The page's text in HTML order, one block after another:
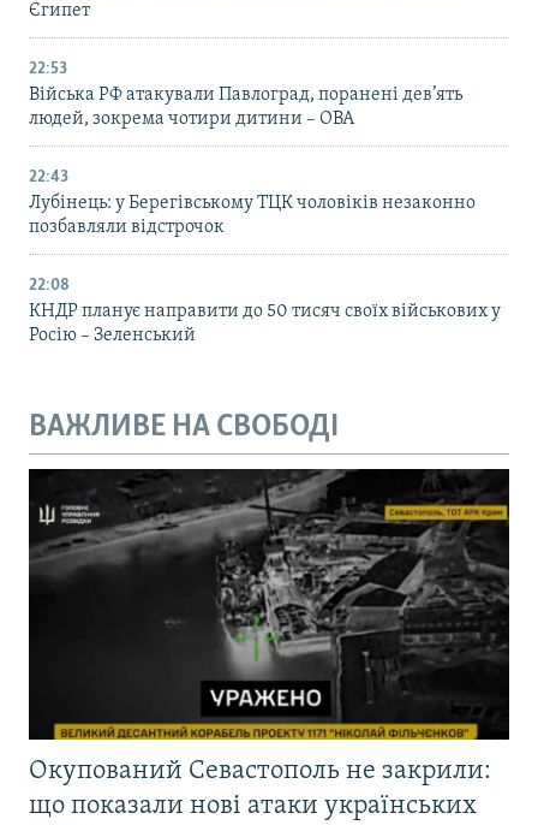
Єгипет
22:53
Війська РФ атакували Павлоград, поранені дев’ять
людей, зокрема чотири дитини – ОВА
22:43
Лубінець: у Берегівському ТЦК чоловіків незаконно
позбавляли відстрочок
22:08
КНДР планує направити до 50 тисяч своїх військових у
Росію – Зеленський
ВАЖЛИВЕ НА СВОБОДІ
Окупований Севастополь не закрили:
що показали нові атаки українських